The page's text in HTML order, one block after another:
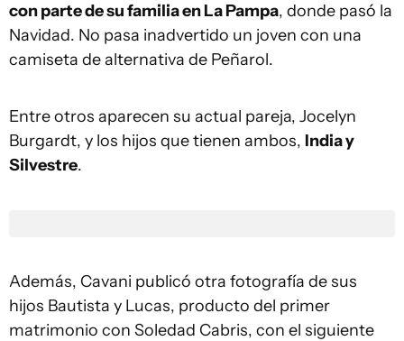
con parte de su familia en La Pampa, donde pasó la
Navidad. No pasa inadvertido un joven con una
camiseta de alternativa de Peñarol.
Entre otros aparecen su actual pareja, Jocelyn
Burgardt, y los hijos que tienen ambos, India y
Silvestre.
Además, Cavani publicó otra fotografía de sus
hijos Bautista y Lucas, producto del primer
matrimonio con Soledad Cabris, con el siguiente